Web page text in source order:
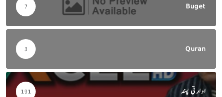
Buget
7
Quran
3
ادارتی پسند 191